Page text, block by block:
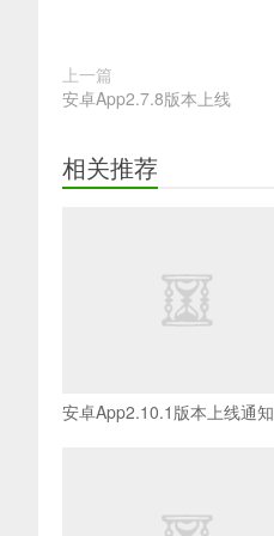
上一篇
安卓App2.7.8版本上线
相关推荐
安卓App2.10.1版本上线通知